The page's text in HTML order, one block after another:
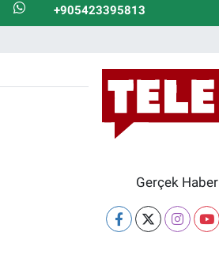
+905423395813
Gerçek Haber